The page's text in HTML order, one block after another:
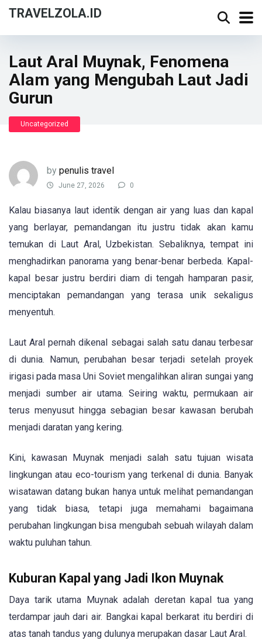
TRAVELZOLA.ID
Laut Aral Muynak, Fenomena
Alam yang Mengubah Laut Jadi
Gurun
Uncategorized
by penulis travel
June 27, 2026 0
Kalau biasanya laut identik dengan air yang luas dan kapal
yang berlayar, pemandangan itu justru tidak akan kamu
temukan di Laut Aral, Uzbekistan. Sebaliknya, tempat ini
menghadirkan panorama yang benar-benar berbeda. Kapal-
kapal besar justru berdiri diam di tengah hamparan pasir,
menciptakan pemandangan yang terasa unik sekaligus
menyentuh.
Laut Aral pernah dikenal sebagai salah satu danau terbesar
di dunia. Namun, perubahan besar terjadi setelah proyek
irigasi pada masa Uni Soviet mengalihkan aliran sungai yang
menjadi sumber air utama. Seiring waktu, permukaan air
terus menyusut hingga sebagian besar kawasan berubah
menjadi daratan yang kering.
Kini, kawasan Muynak menjadi salah satu tujuan wisata
lingkungan atau eco-tourism yang terkenal di dunia. Banyak
wisatawan datang bukan hanya untuk melihat pemandangan
yang tidak biasa, tetapi juga memahami bagaimana
perubahan lingkungan bisa mengubah sebuah wilayah dalam
waktu puluhan tahun.
Kuburan Kapal yang Jadi Ikon Muynak
Daya tarik utama Muynak adalah deretan kapal tua yang
terdampar jauh dari air. Bangkai kapal berkarat itu berdiri di
atas tanah tandus yang dulunya merupakan dasar Laut Aral.